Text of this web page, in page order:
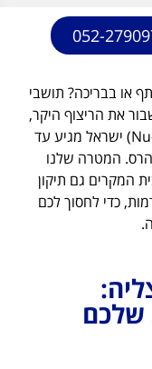
או בבריכה? תושבי
את הריצוף היקר,
התייעצו עם המומחים. צוות נו-פלו (Nu-Flow) ישראל מגיע עד
הרס. המטרה שלנו
המקרים גם תיקון
כדי לחסוך לכם
שלכם